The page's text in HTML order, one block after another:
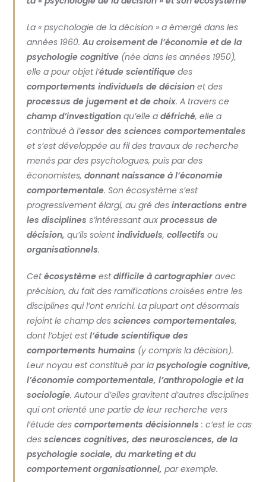
La « psychologie de la décision » a émergé dans les
années 1960.Au croisement de l’économie et de la
psychologie cognitive (née dans les années 1950),
elle a pour objet l’étude scientifique des
comportements individuels de décisionet des
processus de jugement et de choix. A travers ce
champ d’investigationqu’elle adéfriché, elle a
contribué à l’essor des sciences comportementales
et s’est développée au fil des travaux de recherche
menés par des psychologues, puis par des
économistes,donnant naissance à l’économie
comportementale. Son écosystème s’est
progressivement élargi, au gré desinteractions entre
les disciplines s’intéressant auxprocessus de
décision,qu’ils soientindividuels,collectifs ou
organisationnels.
Cetécosystème estdifficile à cartographier avec
précision, du fait des ramifications croisées entre les
disciplines qui l’ont enrichi. La plupart ont désormais
rejoint le champ dessciences comportementales,
dont l’objet estl’étude scientifique des
comportements humains (y compris la décision).
Leur noyau est constitué par lapsychologie cognitive,
l’économie comportementale, l’anthropologie et la
sociologie. Autour d’elles gravitent d’autres disciplines
qui ont orienté une partie de leur recherche vers
l’étude descomportements décisionnels : c’est le cas
dessciences cognitives, des neurosciences, de la
psychologie sociale, du marketing et du
comportement organisationnel, par exemple.